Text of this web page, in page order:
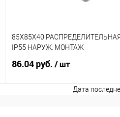
85X85X40
IP55 НАРУЖ. МОНТАЖ
86.04 руб. / шт
Дата